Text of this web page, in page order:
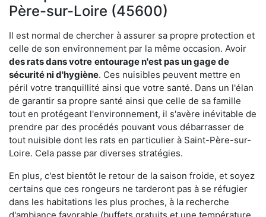
Père-sur-Loire (45600)
Il est normal de chercher à assurer sa propre protection et
celle de son environnement par la même occasion. Avoir
des rats dans votre entourage n'est pas un gage de
sécurité ni d'hygiène. Ces nuisibles peuvent mettre en
péril votre tranquillité ainsi que votre santé. Dans un l'élan
de garantir sa propre santé ainsi que celle de sa famille
tout en protégeant l'environnement, il s'avère inévitable de
prendre par des procédés pouvant vous débarrasser de
tout nuisible dont les rats en particulier à Saint-Père-sur-
Loire. Cela passe par diverses stratégies.
En plus, c'est bientôt le retour de la saison froide, et soyez
certains que ces rongeurs ne tarderont pas à se réfugier
dans les habitations les plus proches, à la recherche